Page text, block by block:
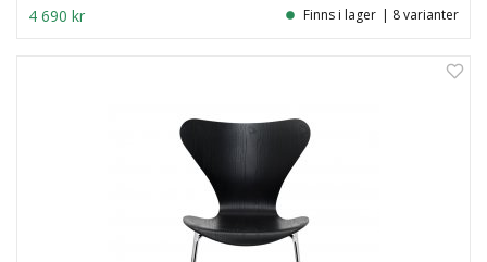
4 690 kr Finns i lager | 8 varianter